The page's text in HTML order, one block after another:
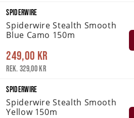
SPIDERWIRE
Spiderwire Stealth Smooth
Blue Camo 150m
249,00 kr
Rek. 329,00 kr
SPIDERWIRE
Spiderwire Stealth Smooth
Yellow 150m